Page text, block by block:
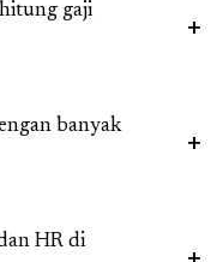
gaji
banyak
HR di